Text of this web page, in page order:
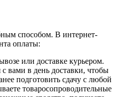
способом. В интернет-
оплаты:
или доставке курьером.
вами в день доставки, чтобы
подготовить сдачу с любой
товаросопроводительные